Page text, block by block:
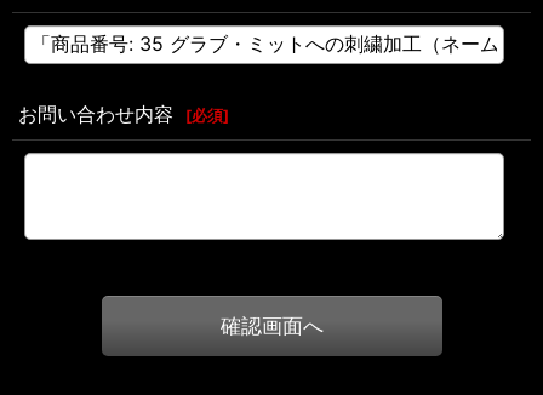
お問い合わせ内容 [必須]
確認画面へ